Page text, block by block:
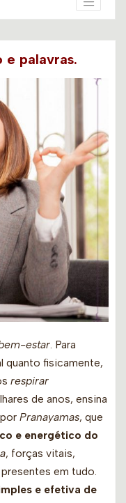
e palavras.
estar. Para
quanto fisicamente,
respirar
de anos, ensina
Pranayamas, que
e energético do
, forças vitais,
em tudo.
e efetiva de